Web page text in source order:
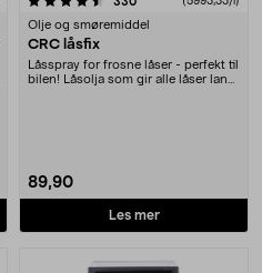
Olje og smøremiddel
CRC låsfix
Låsspray for frosne låser - perfekt til
bilen! Låsolja som gir alle låser lang
89,90
Les mer